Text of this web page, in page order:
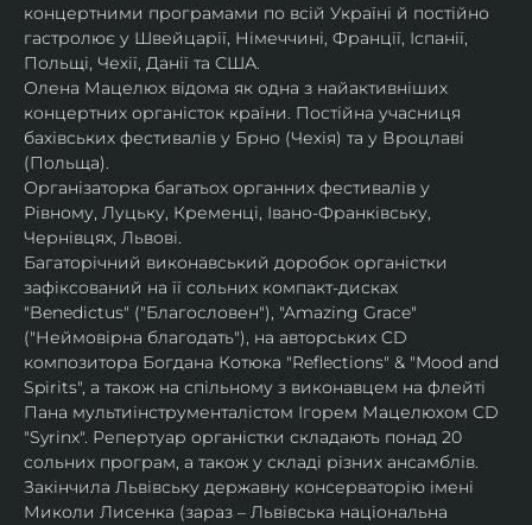
концертними програмами по всій Україні й постійно
гастролює у Швейцарії, Німеччині, Франції, Іспанії,
Польщі, Чехії, Данії та США.
Олена Мацелюх відома як одна з найактивніших
концертних органісток країни. Постійна учасниця
бахівських фестивалів у Брно (Чехія) та у Вроцлаві
(Польща).
Організаторка багатьох органних фестивалів у
Рівному, Луцьку, Кременці, Івано-Франківську,
Чернівцях, Львові.
Багаторічний виконавський доробок органістки
зафіксований на її сольних компакт-дисках
"Benedictus" ("Благословен"), "Amazing Grace"
("Неймовірна благодать"), на авторських CD
композитора Богдана Котюка "Reflections" & "Mood and
Spirits", а також на спільному з виконавцем на флейті
Пана мультиінструменталістом Ігорем Мацелюхом CD
"Syrinx". Репертуар органістки складають понад 20
сольних програм, а також у складі різних ансамблів.
Закінчила Львівську державну консерваторію імені
Миколи Лисенка (зараз – Львівська національна